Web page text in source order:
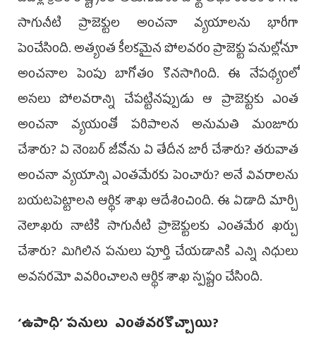
సాగునీటి ప్రాజెక్టుల అంచనా వ్యయాలను భారీగా
పెంచేసింది. అత్యంత కీలకమైన పోలవరం ప్రాజెక్టు పనుల్లోనూ
అంచనాల పెంపు బాగోతం కొనసాగింది. ఈ నేపథ్యంలో
అసలు పోలవరాన్ని చేపట్టినప్పుడు ఆ ప్రాజెక్టుకు ఎంత
అంచనా వ్యయంతో పరిపాలన అనుమతి మంజూరు
చేశారు? ఏ నెంబర్‌ జీవోను ఏ తేదీన జారీ చేశారు? తరువాత
అంచనా వ్యయాన్ని ఎంతమేరకు పెంచారు? అనే వివరాలను
బయటపెట్టాలని ఆర్థిక శాఖ ఆదేశించింది. ఈ ఏడాది మార్చి
నెలాఖరు నాటికి సాగునీటి ప్రాజెక్టులకు ఎంతమేర ఖర్చు
చేశారు? మిగిలిన పనులు పూర్తి చేయడానికి ఎన్ని నిధులు
అవసరమో వివరించాలని ఆర్థిక శాఖ స్పష్టం చేసింది.
‘ఉపాధి’ పనులు ఎంతవరకొచ్చాయి?